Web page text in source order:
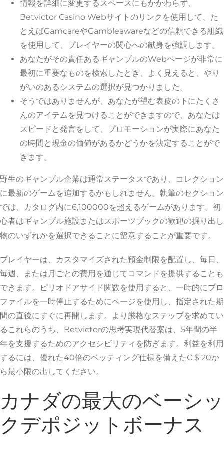
情報を詳細に変更するスペースにもかかわらず、
Betvictor Casino Webサイトのリンクを使用して、た
とえばGamcareやGambleawareなどの信頼できる組織
を使用して、プレイヤーの関心への献身を強調します。
あなたがその責任あるギャンブルのWebページが非常に
最初に重要なものを検索したとき、よく見えると、やり
がいのあるシステムの選択が見つかりました。
そうではありませんが、あなたが望む表皮の下にたくさ
んのアイテムを見つけることができますので、あなたは
スピードと発言をして、プロモーションが実際にあなた
の時間と現金の価値があるかどうかを決定することがで
きます。
野生のギャンブル企業は通常ステータスであり、コレクション
に最新のゲームを追加するかもしれません。執筆のセクション
では、カタログ内に6,100000を超えるゲームがあります。初
心者はギャンブル施設またはスポーツブックの歓迎の掘り出し
物のいずれかを選択できることに留意することが重要です。
プレイヤーは、カスタマイズされた預金制限を配置し、毎日、
毎週、または月ごとの費用を通じてコマンドを提供することも
できます。ピリオドアサイド関数を使用すると、一時的にプロ
ファイルを一時停止するためにページを使用し、指定された期
間の直後にすぐに再開します。より厳格なステップを求めてい
るこれらのうち、Betvictorの思考実現代替案は、5年間の半
年を支援するためのアクセシビリティを防ぎます。利益を利用
するには、優れた40倍のベッティング仕様を備えたC $ 20か
ら最小限の出してください。
カナダの最大のベーシッ
クデポジットボーナス